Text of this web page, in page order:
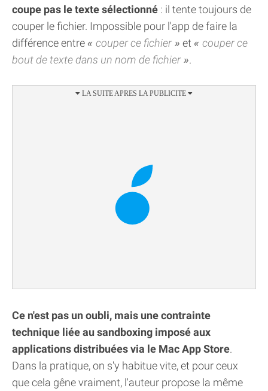
coupe pas le texte sélectionné : il tente toujours de
couper le fichier. Impossible pour l'app de faire la
différence entre
couper ce fichier et
couper ce
bout de texte dans un nom de fichier
.
Ce n'est pas un oubli, mais une contrainte
technique liée au sandboxing imposé aux
applications distribuées via le Mac App Store.
Dans la pratique, on s'y habitue vite, et pour ceux
que cela gêne vraiment, l'auteur propose la même